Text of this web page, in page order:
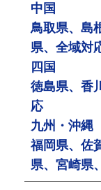
中国
鳥取県、島
県、全域対
四国
徳島県、香
応
九州・沖縄
福岡県、佐
県、宮崎県